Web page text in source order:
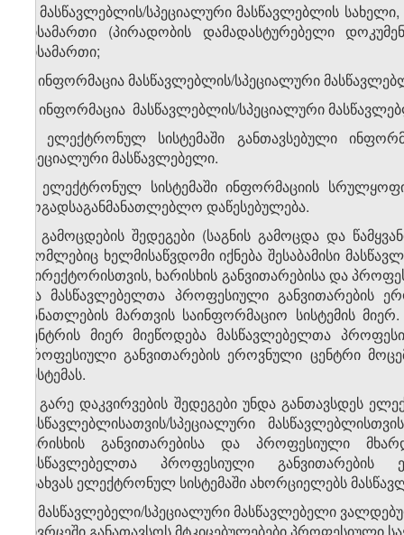
ა) მასწავლებლის/სპეციალური მასწავლებლის
მისამართი (პირადობის დამადასტურებელი
მისამართი;
ბ) ინფორმაცია მასწავლებლის/სპეციალური
გ) ინფორმაცია მასწავლებლის/სპეციალური
2. ელექტრონულ სისტემაში განთავსებული
სპეციალური მასწავლებელი.
3. ელექტრონულ სისტემაში ინფორმაციის
ზოგადსაგანმანათლებლო დაწესებულება.
4. გამოცდების შედეგები (საგნის გამოცდა და
რომლებიც ხელმისაწვდომი იქნება შესაბამისი
დირექტორისთვის, ხარისხის განვითარებისა და
და მასწავლებელთა პროფესიული განვითარების
განათლების მართვის საინფორმაციო სისტემის
ცენტრის მიერ მიეწოდება მასწავლებელთა
პროფესიული განვითარების ეროვნული ცენტრი
სისტემას.
5. გარე დაკვირვების შედეგები უნდა განთავსდეს
მასწავლებლისათვის/სპეციალური
ხარისხის განვითარებისა და პროფესიული
მასწავლებელთა პროფესიული
ასახვას ელექტრონულ სისტემაში ახორციელებს
6. მასწავლებელი/სპეციალური მასწავლებელი